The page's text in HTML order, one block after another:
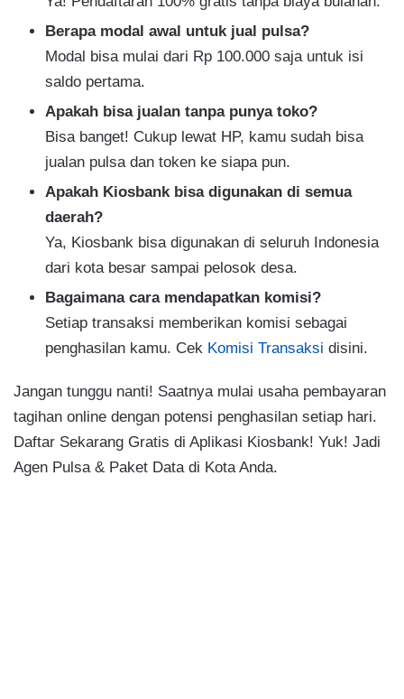
Berapa modal awal untuk jual pulsa?
Modal bisa mulai dari Rp 100.000 saja untuk isi
saldo pertama.
Apakah bisa jualan tanpa punya toko?
Bisa banget! Cukup lewat HP, kamu sudah bisa
jualan pulsa dan token ke siapa pun.
Apakah Kiosbank bisa digunakan di semua
daerah?
Ya, Kiosbank bisa digunakan di seluruh Indonesia
dari kota besar sampai pelosok desa.
Bagaimana cara mendapatkan komisi?
Setiap transaksi memberikan komisi sebagai
penghasilan kamu. Cek Komisi Transaksi disini.
Jangan tunggu nanti! Saatnya mulai usaha pembayaran
tagihan online dengan potensi penghasilan setiap hari.
Daftar Sekarang Gratis di Aplikasi Kiosbank! Yuk! Jadi
Agen Pulsa & Paket Data di Kota Anda.